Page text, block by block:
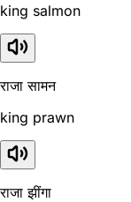
king salmon
राजा सामन
king prawn
राजा झींगा